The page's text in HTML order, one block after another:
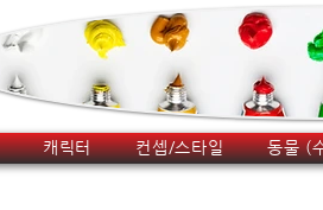
캐릭터 컨셉/스타일 동물 (